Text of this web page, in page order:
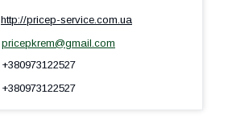
http://pricep-service.com.ua
pricepkrem@gmail.com
+380973122527
+380973122527